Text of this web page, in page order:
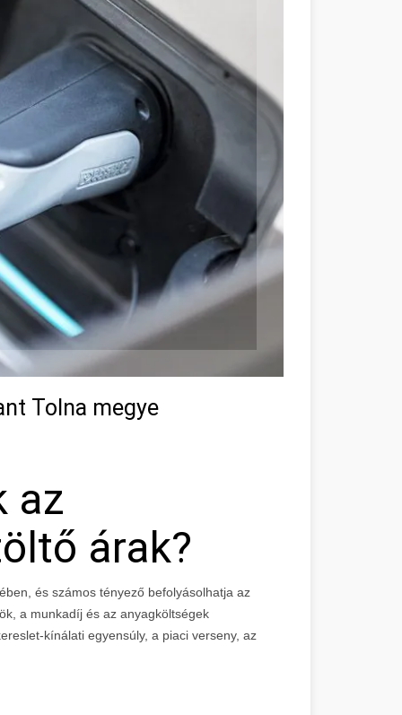
Tolna megye
az
árak?
és számos tényező befolyásolhatja az
a munkadíj és az anyagköltségek
kínálati egyensúly, a piaci verseny, az